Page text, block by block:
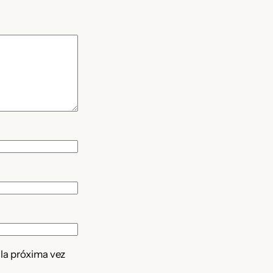
próxima vez